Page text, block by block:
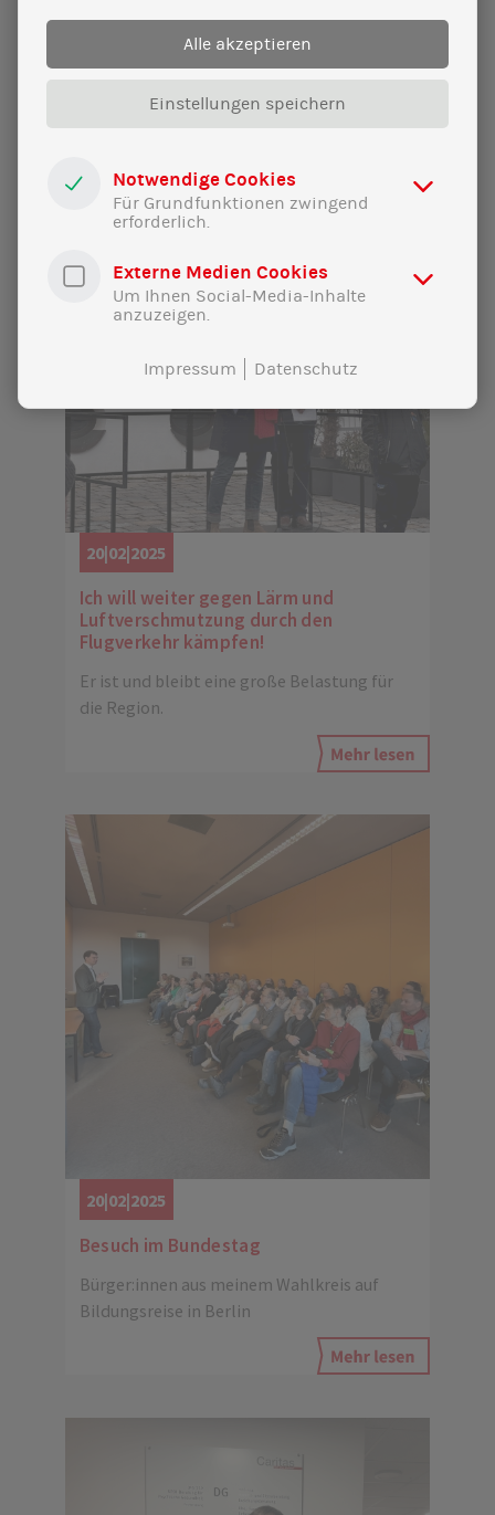
Volles Haus für Fortschritt und unsere
20|02|2025
Ich will weiter gegen Lärm und
Luftverschmutzung durch den
Flugverkehr kämpfen!
Er ist und bleibt eine große Belastung für
die Region.
20|02|2025
Besuch im Bundestag
Bürger:innen aus meinem Wahlkreis auf
Bildungsreise in Berlin
Alle akzeptieren
Einstellungen speichern
Notwendige Cookies
Für Grundfunktionen zwingend
erforderlich.
Externe Medien Cookies
Um Ihnen Social-Media-Inhalte
anzuzeigen.
Impressum Datenschutz